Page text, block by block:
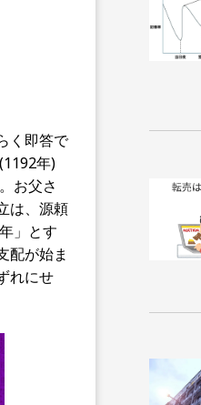
く即答で
年)
お父さ
は、源頼
」とす
配が始ま
れにせ